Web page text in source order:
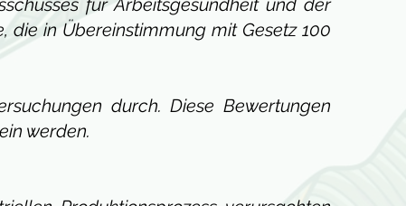
für Arbeitsgesundheit und der
in Übereinstimmung mit Gesetz 100
durch. Diese Bewertungen
werden.